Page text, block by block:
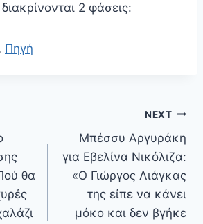
2 φάσεις:
Πηγή
θα
NEXT
Μπέσσυ Αργυράκη
για Εβελίνα Νικόλιζα:
«Ο Γιώργος Λιάγκας
της είπε να κάνει
μόκο και δεν βγήκε